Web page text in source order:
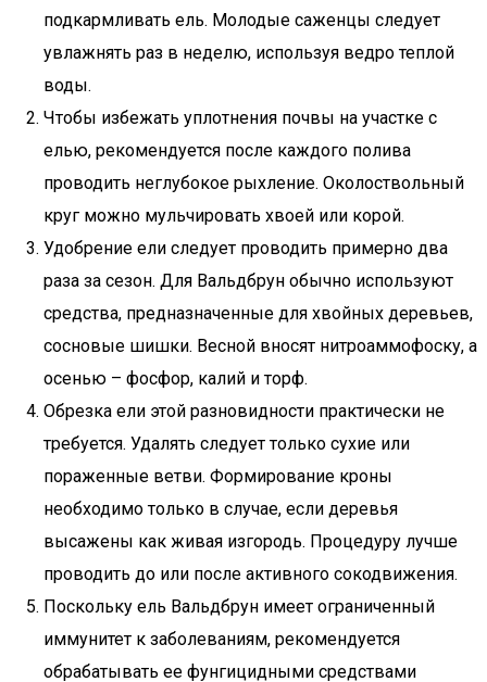
подкармливать ель. Молодые саженцы следует
увлажнять раз в неделю, используя ведро теплой
воды.
Чтобы избежать уплотнения почвы на участке с
елью, рекомендуется после каждого полива
проводить неглубокое рыхление. Околоствольный
круг можно мульчировать хвоей или корой.
Удобрение ели следует проводить примерно два
раза за сезон. Для Вальдбрун обычно используют
средства, предназначенные для хвойных деревьев,
сосновые шишки. Весной вносят нитроаммофоску, а
осенью – фосфор, калий и торф.
Обрезка ели этой разновидности практически не
требуется. Удалять следует только сухие или
пораженные ветви. Формирование кроны
необходимо только в случае, если деревья
высажены как живая изгородь. Процедуру лучше
проводить до или после активного сокодвижения.
Поскольку ель Вальдбрун имеет ограниченный
иммунитет к заболеваниям, рекомендуется
обрабатывать ее фунгицидными средствами